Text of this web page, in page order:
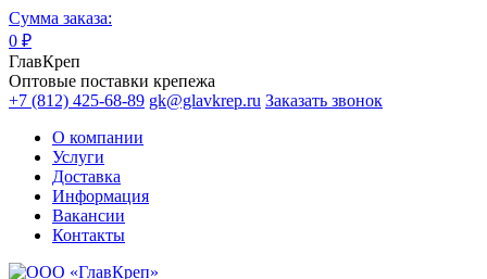
Сумма заказа:
0 ₽
ГлавКреп
Оптовые поставки крепежа
+7 (812) 425-68-89 gk@glavkrep.ru Заказать звонок
О компании
Услуги
Доставка
Информация
Вакансии
Контакты